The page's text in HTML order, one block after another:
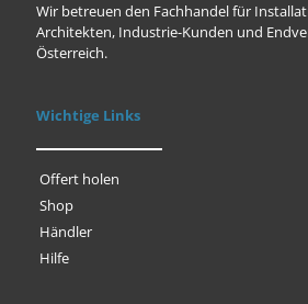
Wir betreuen den Fachhandel für
Architekten, Industrie-Kunden und
Österreich.
Wichtige Links
Offert holen
Shop
Händler
Hilfe